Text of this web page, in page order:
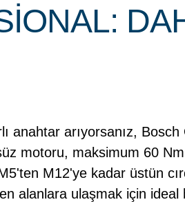
anahtar arıyorsanız,
motoru, maksimum 60
M12'ye kadar üstün
alanlara ulaşmak için ideal